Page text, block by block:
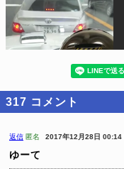
317 コメント
返信 匿名 2017年12月28日 00:14
ゆーて